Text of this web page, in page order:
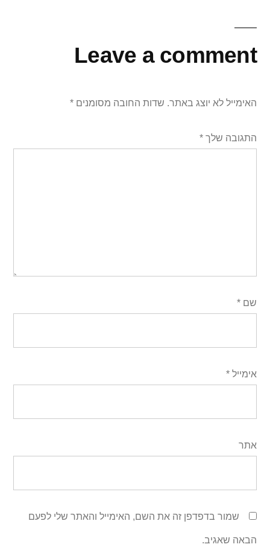
Leave a comment
האימייל לא יוצג באתר. שדות החובה מסומנים *
התגובה שלך *
שם *
אימייל *
אתר
שמור בדפדפן זה את השם, האימייל והאתר שלי לפעם
הבאה שאגיב.